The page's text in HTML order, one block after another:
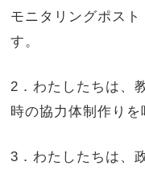
モニタリングポス
す。
2．わたしたちは、
時の協力体制作りを
3．わたしたちは、